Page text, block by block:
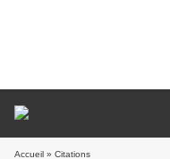
Accueil » Citations